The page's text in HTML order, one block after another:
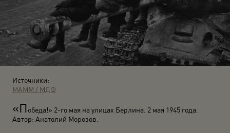
Источники:
МАММ / МДФ
«Победа!» 2-го мая на улицах Берлина. 2 мая 1945 года.
Автор: Анатолий Морозов.